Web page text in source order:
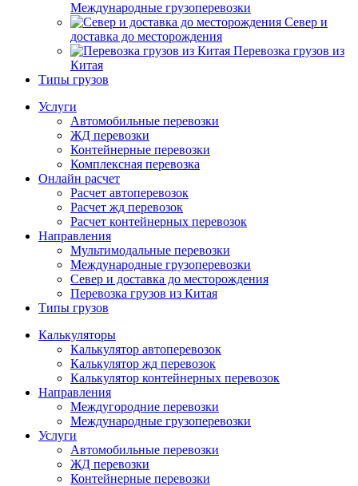
Международные грузоперевозки
Север и
доставка до месторождения
Перевозка грузов из
Китая
Типы грузов
Услуги
Автомобильные перевозки
ЖД перевозки
Контейнерные перевозки
Комплексная перевозка
Онлайн расчет
Расчет автоперевозок
Расчет жд перевозок
Расчет контейнерных перевозок
Направления
Мультимодальные перевозки
Международные грузоперевозки
Север и доставка до месторождения
Перевозка грузов из Китая
Типы грузов
Калькуляторы
Калькулятор автоперевозок
Калькулятор жд перевозок
Калькулятор контейнерных перевозок
Направления
Междугородние перевозки
Международные грузоперевозки
Услуги
Автомобильные перевозки
ЖД перевозки
Контейнерные перевозки